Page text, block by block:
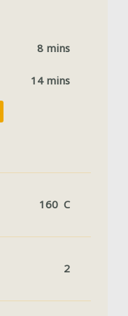
8 mins
14 mins
160 C
2